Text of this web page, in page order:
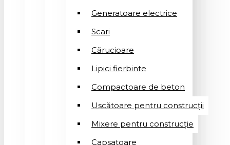
Generatoare electrice
Scari
Cărucioare
Lipici fierbinte
Compactoare de beton
Uscătoare pentru construcții
Mixere pentru construcție
Capsatoare